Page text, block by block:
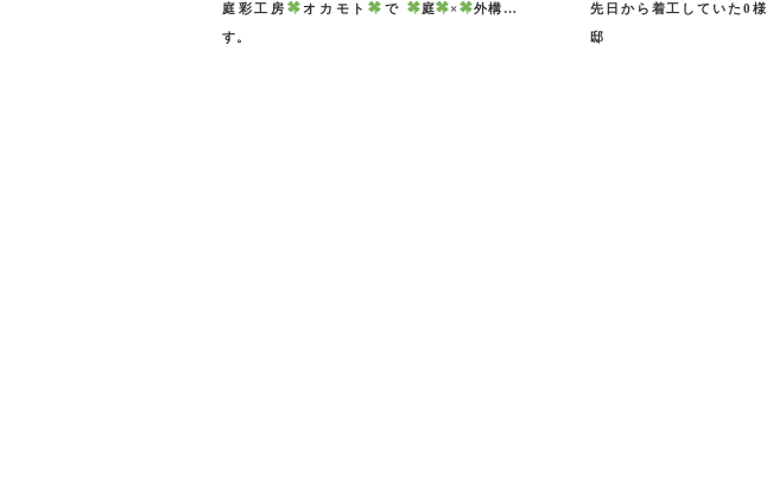
庭彩工房 オカモト
で
す。
庭 × 外構…
先日から着工していた0様
邸